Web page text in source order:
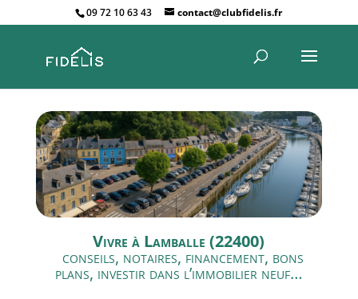
09 72 10 63 43 contact@clubfidelis.fr
Vivre à Lamballe (22400)
conseils, notaires, financement, bons
plans, investir dans l’immobilier neuf…